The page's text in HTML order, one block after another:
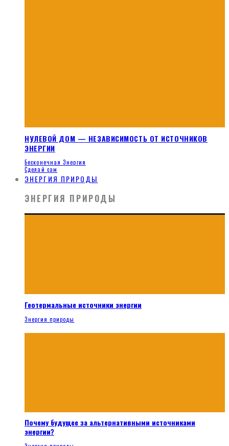
НУЛЕВОЙ ДОМ — НЕЗАВИСИМОСТЬ ОТ ИСТОЧНИКОВ
ЭНЕРГИИ
Бесконечная Энергия
Сделай сам
ЭНЕРГИЯ ПРИРОДЫ
ЭНЕРГИЯ ПРИРОДЫ
Геотермальные источники энергии
Энергия природы
Почему будущее за альтернативными источниками
энергии?